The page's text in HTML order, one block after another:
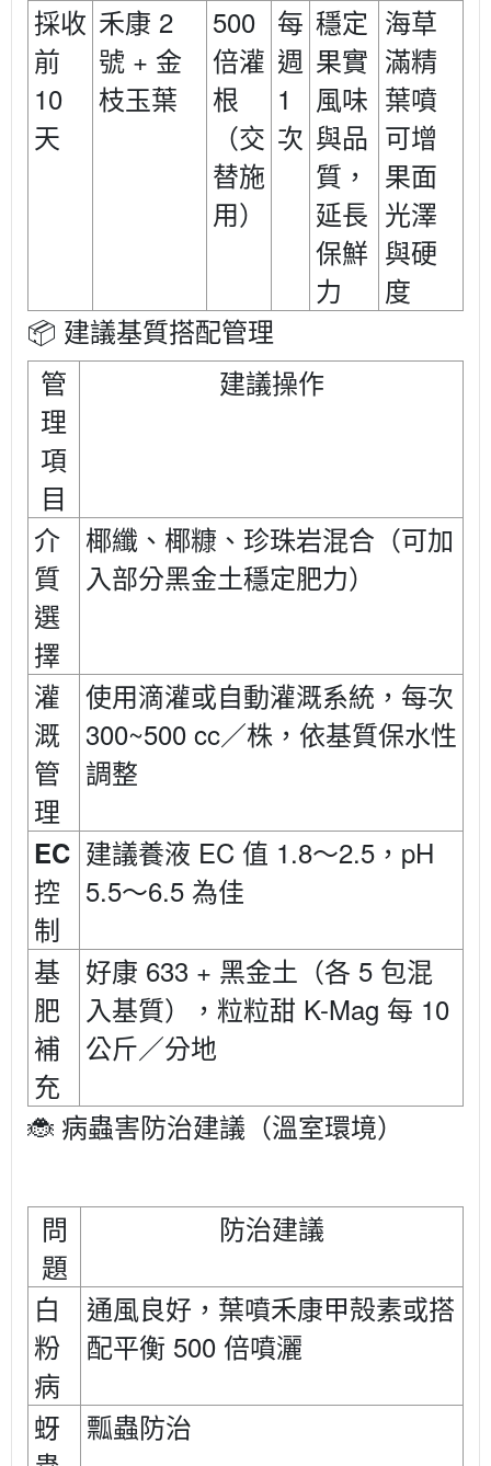
採收
前
10
天
禾康 2
號 + 金
枝玉葉
500
倍灌
根
（交
替施
用）
每
週
1
次
穩定
果實
風味
與品
質，
延長
保鮮
力
海草
滿精
葉噴
可增
果面
光澤
與硬
度
📦 建議基質搭配管理
管
理
項
目
建議操作
介
質
選
擇
椰纖、椰糠、珍珠岩混合（可加
入部分黑金土穩定肥力）
灌
溉
管
理
使用滴灌或自動灌溉系統，每次
300~500 cc／株，依基質保水性
調整
EC
控
制
建議養液 EC 值 1.8～2.5 ， pH
5.5～6.5 為佳
基
肥
補
充
好康 633 + 黑金土（各 5 包混
入基質），粒粒甜 K-Mag 每 10
公斤／分地
🐞 病蟲害防治建議（溫室環境）
問
題
防治建議
白
粉
病
通風良好，葉噴禾康甲殻素或搭
配平衡 500 倍噴灑
蚜
瓢蟲防治